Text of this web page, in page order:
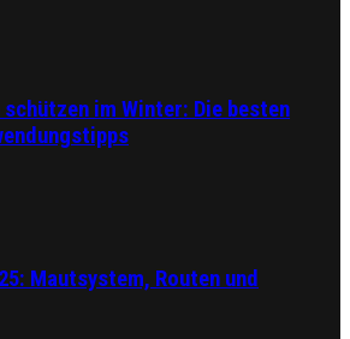
im Winter: Die besten
Mautsystem, Routen und